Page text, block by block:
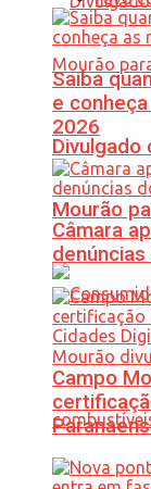
Divulgado
Mourão
Saiba
e
2026
Câmara
denúncias
Campo